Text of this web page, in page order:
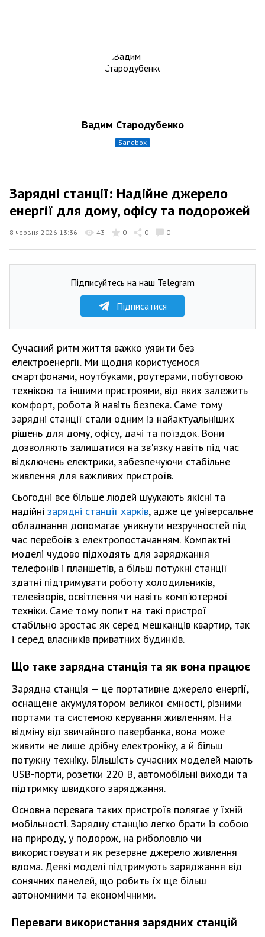
Вадим Стародубенко
sandbox
Зарядні станції: Надійне джерело
енергії для дому, офісу та подорожей
8 червня 2026 13:36 43 0 0 0
Підписуйтесь на наш Telegram
Підписатися
Сучасний ритм життя важко уявити без
електроенергії. Ми щодня користуємося
смартфонами, ноутбуками, роутерами, побутовою
технікою та іншими пристроями, від яких залежить
комфорт, робота й навіть безпека. Саме тому
зарядні станції стали одним із найактуальніших
рішень для дому, офісу, дачі та поїздок. Вони
дозволяють залишатися на зв'язку навіть під час
відключень електрики, забезпечуючи стабільне
живлення для важливих пристроїв.
Сьогодні все більше людей шуукають якісні та
надійні зарядні станції харків, адже це універсальне
обладнання допомагає уникнути незручностей під
час перебоїв з електропостачанням. Компактні
моделі чудово підходять для заряджання
телефонів і планшетів, а більш потужні станції
здатні підтримувати роботу холодильників,
телевізорів, освітлення чи навіть комп'ютерної
техніки. Саме тому попит на такі пристрої
стабільно зростає як серед мешканців квартир, так
і серед власників приватних будинків.
Що таке зарядна станція та як вона працює
Зарядна станція — це портативне джерело енергії,
оснащене акумулятором великої ємності, різними
портами та системою керування живленням. На
відміну від звичайного павербанка, вона може
живити не лише дрібну електроніку, а й більш
потужну техніку. Більшість сучасних моделей мають
USB-порти, розетки 220 В, автомобільні виходи та
підтримку швидкого заряджання.
Основна перевага таких пристроїв полягає у їхній
мобільності. Зарядну станцію легко брати із собою
на природу, у подорож, на риболовлю чи
використовувати як резервне джерело живлення
вдома. Деякі моделі підтримують заряджання від
сонячних панелей, що робить їх ще більш
автономними та економічними.
Переваги використання зарядних станцій